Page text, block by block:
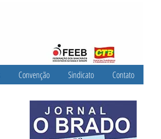
Convenção Sindicato Contato